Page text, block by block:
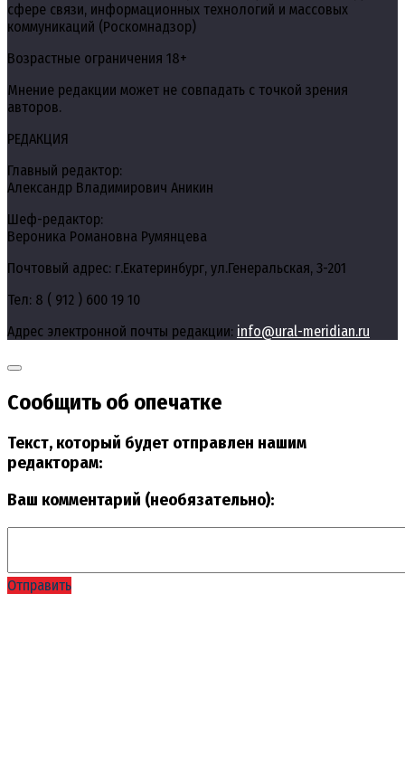
сфере связи, информационных технологий и массовых
коммуникаций (Роскомнадзор)
Возрастные ограничения 18+
Мнение редакции может не совпадать с точкой зрения
авторов.
РЕДАКЦИЯ
Главный редактор:
Александр Владимирович Аникин
Шеф-редактор:
Вероника Романовна Румянцева
Почтовый адрес: г.Екатеринбург, ул.Генеральская, 3-201
Тел: 8 ( 912 ) 600 19 10
Адрес электронной почты редакции: info@ural-meridian.ru
Сообщить об опечатке
Текст, который будет отправлен нашим
редакторам:
Ваш комментарий (необязательно):
Отправить